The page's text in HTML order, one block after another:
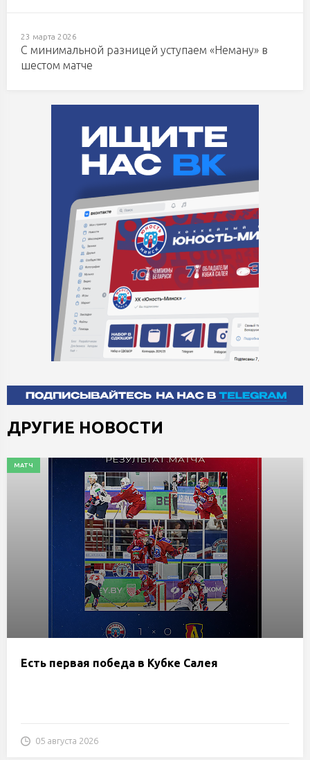
23 марта 2026
С минимальной разницей уступаем «Неману» в
шестом матче
ДРУГИЕ НОВОСТИ
МАТЧ
Есть первая победа в Кубке Салея
05 августа 2026